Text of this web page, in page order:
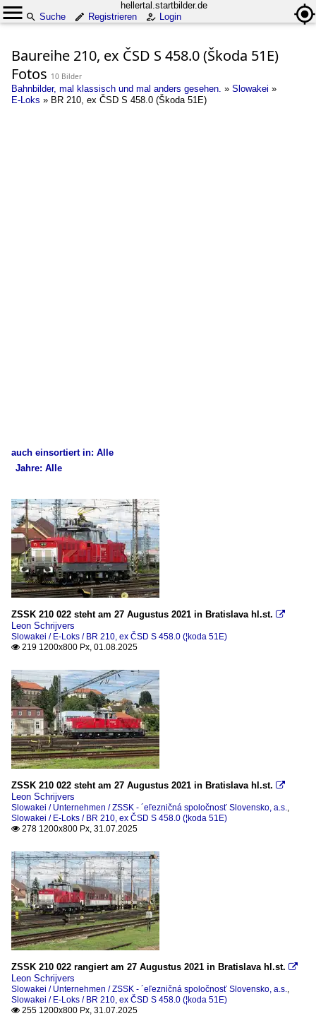
hellertal.startbilder.de
Suche
Registrieren Login
Baureihe 210, ex ČSD S 458.0 (Škoda 51E)
Fotos 10 Bilder
Bahnbilder, mal klassisch und mal anders gesehen. » Slowakei »
E-Loks » BR 210, ex ČSD S 458.0 (Škoda 51E)
auch einsortiert in: Alle
Slowakei
Bahnhöfe
Bratislava
BR 362/363, ex ČSD ES 499.1 (Škoda 69E)
ZSSK - Žeľezničná spoločnosť Slovensko, a.s.
Jahre: Alle
Alle Jahre
2020
2021
2023
2024
2025
ZSSK 210 022 steht am 27 Augustus 2021 in Bratislava hl.st. 
Leon Schrijvers
Slowakei / E-Loks / BR 210, ex ČSD S 458.0 (¦koda 51E)
 219 1200x800 Px, 01.08.2025
ZSSK 210 022 steht am 27 Augustus 2021 in Bratislava hl.st. 
Leon Schrijvers
Slowakei / Unternehmen / ZSSK - ´eľezničná spoločnosť Slovensko, a.s.,
Slowakei / E-Loks / BR 210, ex ČSD S 458.0 (¦koda 51E)
 278 1200x800 Px, 31.07.2025
ZSSK 210 022 rangiert am 27 Augustus 2021 in Bratislava hl.st. 
Leon Schrijvers
Slowakei / Unternehmen / ZSSK - ´eľezničná spoločnosť Slovensko, a.s.,
Slowakei / E-Loks / BR 210, ex ČSD S 458.0 (¦koda 51E)
 255 1200x800 Px, 31.07.2025